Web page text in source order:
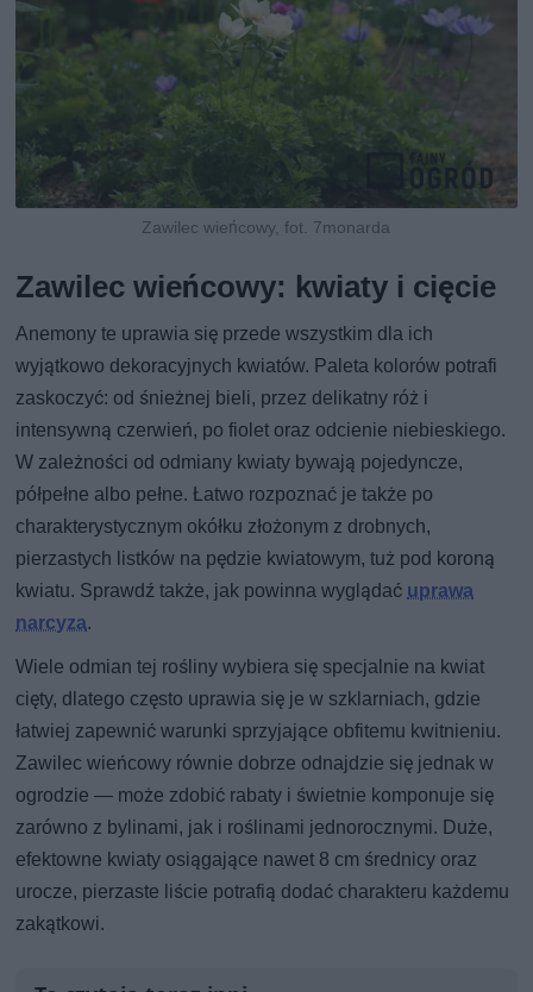
Zawilec wieńcowy, fot. 7monarda
Zawilec wieńcowy: kwiaty i cięcie
Anemony te uprawia się przede wszystkim dla ich
wyjątkowo dekoracyjnych kwiatów. Paleta kolorów potrafi
zaskoczyć: od śnieżnej bieli, przez delikatny róż i
intensywną czerwień, po fiolet oraz odcienie niebieskiego.
W zależności od odmiany kwiaty bywają pojedyncze,
półpełne albo pełne. Łatwo rozpoznać je także po
charakterystycznym okółku złożonym z drobnych,
pierzastych listków na pędzie kwiatowym, tuż pod koroną
kwiatu. Sprawdź także, jak powinna wyglądać uprawa
narcyza.
Wiele odmian tej rośliny wybiera się specjalnie na kwiat
cięty, dlatego często uprawia się je w szklarniach, gdzie
łatwiej zapewnić warunki sprzyjające obfitemu kwitnieniu.
Zawilec wieńcowy równie dobrze odnajdzie się jednak w
ogrodzie — może zdobić rabaty i świetnie komponuje się
zarówno z bylinami, jak i roślinami jednorocznymi. Duże,
efektowne kwiaty osiągające nawet 8 cm średnicy oraz
urocze, pierzaste liście potrafią dodać charakteru każdemu
zakątkowi.